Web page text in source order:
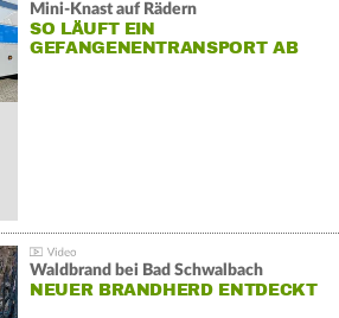
Mini-Knast auf Rädern
SO LÄUFT EIN
GEFANGENENTRANSPORT AB
Waldbrand bei Bad Schwalbach
NEUER BRANDHERD ENTDECKT